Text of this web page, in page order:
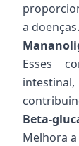
a doenças.
Esses
Beta-
Melhora